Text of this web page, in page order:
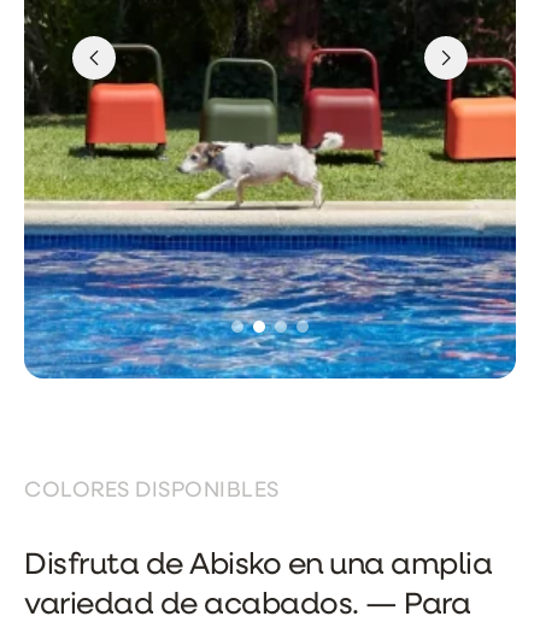
COLORES DISPONIBLES
Disfruta de Abisko en una amplia
variedad de acabados. — Para